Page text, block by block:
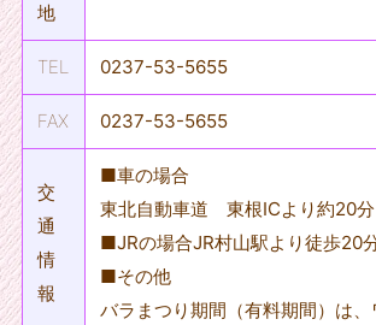
地
TEL 0237-53-5655
FAX 0237-53-5655
交
通
情
報
■車の場合
東北自動車道 東根ICより約20分
■JRの場合JR村山駅より徒歩20
■その他
バラまつり期間（有料期間）は